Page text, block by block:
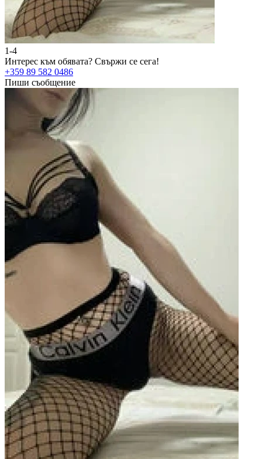
1-4
Интерес към обявата? Свържи се сега!
+359 89 582 0486
Пиши съобщение